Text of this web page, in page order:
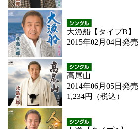
大漁船【タイプB】
2015年02月04日発売
髙尾山
2014年06月05日発売
1,234円（税込）